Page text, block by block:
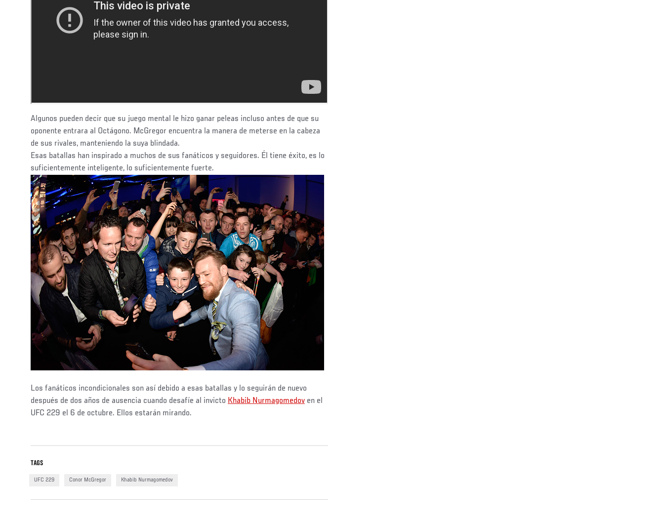
Algunos pueden decir que su juego mental le hizo ganar peleas incluso antes de que su
oponente entrara al Octágono. McGregor encuentra la manera de meterse en la cabeza
de sus rivales, manteniendo la suya blindada.
Esas batallas han inspirado a muchos de sus fanáticos y seguidores. Él tiene éxito, es lo
suficientemente inteligente, lo suficientemente fuerte.
Los fanáticos incondicionales son así debido a esas batallas y lo seguirán de nuevo
después de dos años de ausencia cuando desafíe al invicto Khabib Nurmagomedov en el
UFC 229 el 6 de octubre. Ellos estarán mirando.
TAGS
UFC 229 Conor McGregor Khabib Nurmagomedov